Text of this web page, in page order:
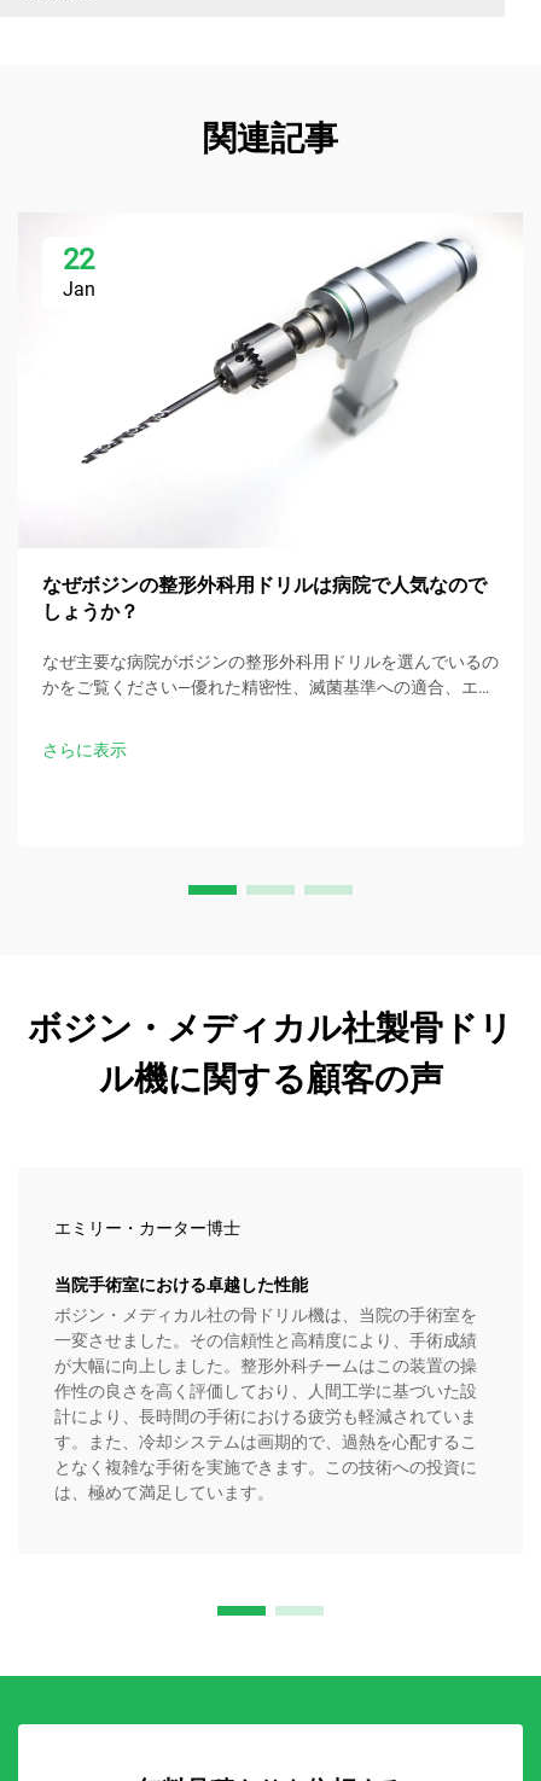
関連記事
22
Jan
なぜボジンの整形外科用ドリルは病院で人気なので
しょうか？
なぜ主要な病院がボジンの整形外科用ドリルを選んでいるの
かをご覧ください—優れた精密性、滅菌基準への適合、エル
ぐ臨床仕様をお問い合わせください。
さらに表示
ボジン・メディカル社製骨ドリ
ル機に関する顧客の声
エミリー・カーター博士
当院手術室における卓越した性能
ボジン・メディカル社の骨ドリル機は、当院の手術室を
一変させました。その信頼性と高精度により、手術成績
が大幅に向上しました。整形外科チームはこの装置の操
作性の良さを高く評価しており、人間工学に基づいた設
計により、長時間の手術における疲労も軽減されていま
す。また、冷却システムは画期的で、過熱を心配するこ
となく複雑な手術を実施できます。この技術への投資に
は、極めて満足しています。